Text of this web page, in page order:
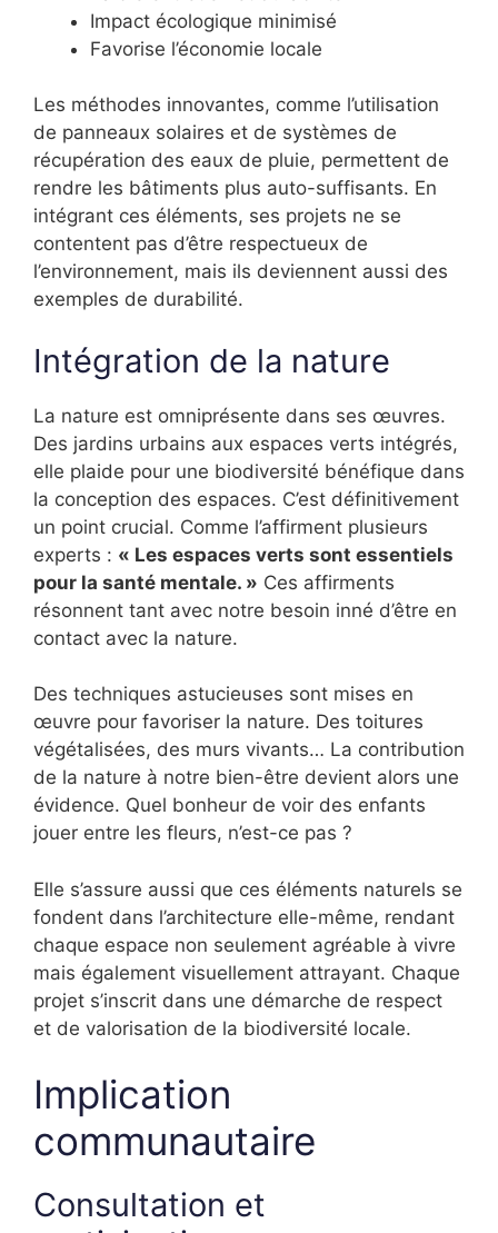
Impact écologique minimisé
Favorise l’économie locale
Les méthodes innovantes, comme l’utilisation
de panneaux solaires et de systèmes de
récupération des eaux de pluie, permettent de
rendre les bâtiments plus auto-suffisants. En
intégrant ces éléments, ses projets ne se
contentent pas d’être respectueux de
l’environnement, mais ils deviennent aussi des
exemples de durabilité.
Intégration de la nature
La nature est omniprésente dans ses œuvres.
Des jardins urbains aux espaces verts intégrés,
elle plaide pour une biodiversité bénéfique dans
la conception des espaces. C’est définitivement
un point crucial. Comme l’affirment plusieurs
experts : « Les espaces verts sont essentiels
pour la santé mentale. » Ces affirments
résonnent tant avec notre besoin inné d’être en
contact avec la nature.
Des techniques astucieuses sont mises en
œuvre pour favoriser la nature. Des toitures
végétalisées, des murs vivants… La contribution
de la nature à notre bien-être devient alors une
évidence. Quel bonheur de voir des enfants
jouer entre les fleurs, n’est-ce pas ?
Elle s’assure aussi que ces éléments naturels se
fondent dans l’architecture elle-même, rendant
chaque espace non seulement agréable à vivre
mais également visuellement attrayant. Chaque
projet s’inscrit dans une démarche de respect
et de valorisation de la biodiversité locale.
Implication
communautaire
Consultation et